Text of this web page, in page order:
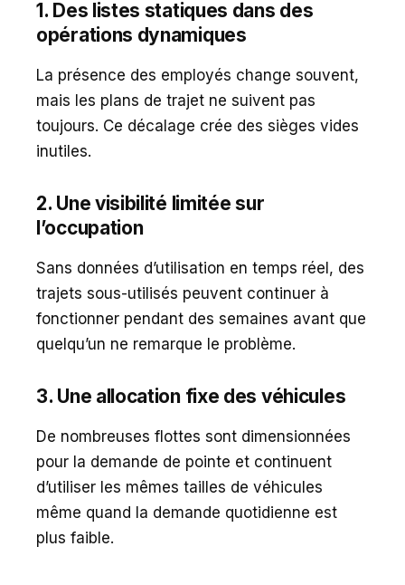
1. Des listes statiques dans des
opérations dynamiques
La présence des employés change souvent,
mais les plans de trajet ne suivent pas
toujours. Ce décalage crée des sièges vides
inutiles.
2. Une visibilité limitée sur
l’occupation
Sans données d’utilisation en temps réel, des
trajets sous-utilisés peuvent continuer à
fonctionner pendant des semaines avant que
quelqu’un ne remarque le problème.
3. Une allocation fixe des véhicules
De nombreuses flottes sont dimensionnées
pour la demande de pointe et continuent
d’utiliser les mêmes tailles de véhicules
même quand la demande quotidienne est
plus faible.